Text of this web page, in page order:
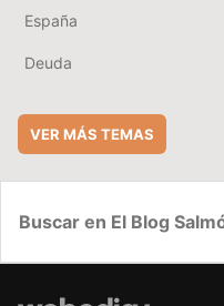
España
Deuda
VER MÁS TEMAS